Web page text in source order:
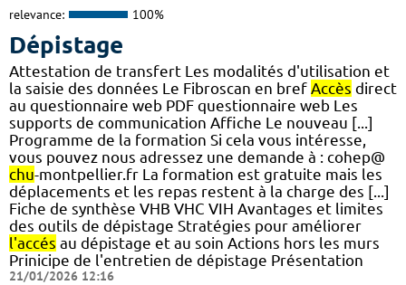
relevance: 100%
Dépistage
Attestation de transfert Les modalités d'utilisation et
la saisie des données Le Fibroscan en bref Accès direct
au questionnaire web PDF questionnaire web Les
supports de communication Affiche Le nouveau [...]
Programme de la formation Si cela vous intéresse,
vous pouvez nous adressez une demande à : cohep@
chu-montpellier.fr La formation est gratuite mais les
déplacements et les repas restent à la charge des [...]
Fiche de synthèse VHB VHC VIH Avantages et limites
des outils de dépistage Stratégies pour améliorer
l'accés au dépistage et au soin Actions hors les murs
Prinicipe de l'entretien de dépistage Présentation
21/01/2026 12:16